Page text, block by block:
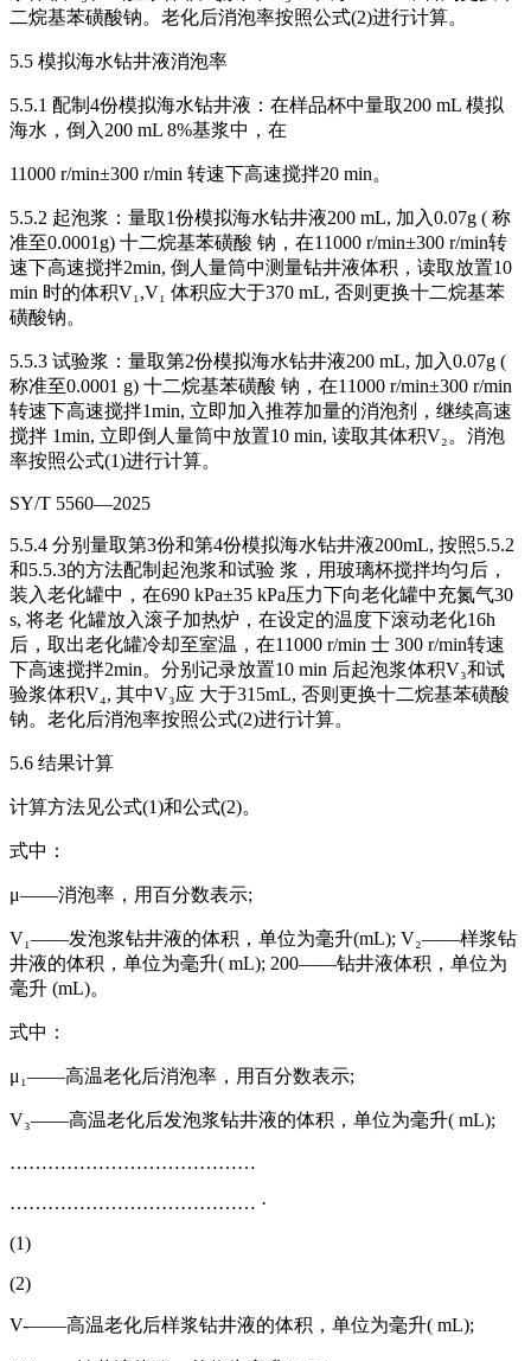
二烷基苯磺酸钠。老化后消泡率按照公式(2)进行计算。
5.5 模拟海水钻井液消泡率
5.5.1 配制4份模拟海水钻井液：在样品杯中量取200 mL 模拟
海水，倒入200 mL 8%基浆中，在
11000 r/min±300 r/min 转速下高速搅拌20 min。
5.5.2 起泡浆：量取1份模拟海水钻井液200 mL, 加入0.07g ( 称
准至0.0001g) 十二烷基苯磺酸 钠，在11000 r/min±300 r/min转
速下高速搅拌2min, 倒人量筒中测量钻井液体积，读取放置10
min 时的体积V₁,V₁ 体积应大于370 mL, 否则更换十二烷基苯
磺酸钠。
5.5.3 试验浆：量取第2份模拟海水钻井液200 mL, 加入0.07g (
称准至0.0001 g) 十二烷基苯磺酸 钠，在11000 r/min±300 r/min
转速下高速搅拌1min, 立即加入推荐加量的消泡剂，继续高速
搅拌 1min, 立即倒人量筒中放置10 min, 读取其体积V₂。消泡
率按照公式(1)进行计算。
SY/T 5560—2025
5.5.4 分别量取第3份和第4份模拟海水钻井液200mL, 按照5.5.2
和5.5.3的方法配制起泡浆和试验 浆，用玻璃杯搅拌均匀后，
装入老化罐中，在690 kPa±35 kPa压力下向老化罐中充氮气30
s, 将老 化罐放入滚子加热炉，在设定的温度下滚动老化16h
后，取出老化罐冷却至室温，在11000 r/min 士 300 r/min转速
下高速搅拌2min。分别记录放置10 min 后起泡浆体积V₃和试
验浆体积V₄, 其中V₃应 大于315mL, 否则更换十二烷基苯磺酸
钠。老化后消泡率按照公式(2)进行计算。
5.6 结果计算
计算方法见公式(1)和公式(2)。
式中：
μ——消泡率，用百分数表示;
V₁——发泡浆钻井液的体积，单位为毫升(mL); V₂——样浆钻
井液的体积，单位为毫升( mL); 200——钻井液体积，单位为
毫升 (mL)。
式中：
μ₁——高温老化后消泡率，用百分数表示;
V₃——高温老化后发泡浆钻井液的体积，单位为毫升( mL);
…………………………………
………………………………… ·
(1)
(2)
V-——高温老化后样浆钻井液的体积，单位为毫升( mL);